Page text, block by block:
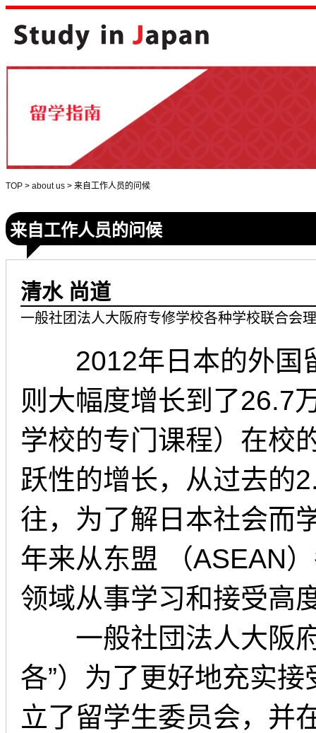
TOP > about us > 来自工作人员的问候
来自工作人员的问候
清水 尚道
一般社团法人大阪府专修学校各种学校联合会
2012年日本的外国
则大幅度增长到了26.7
学校的专门课程）在校
跃性的增长，从过去的
往，为了解日本社会而
年来从东盟 （ASEAN
领域从事学习和接受高
一般社団法人大阪府
各”）为了更好地充实
立了留学生委员会，并